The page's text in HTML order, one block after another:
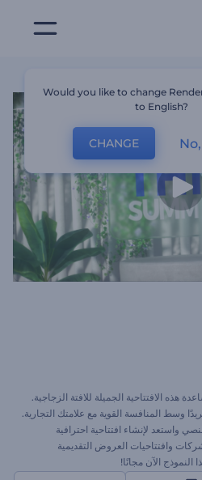
هذه الافتتاحية الجميلة للافتة الزجاجية.
وسط المنافسة القوية مع علامتك التجارية.
واستعد لإنشاء افتتاحية احترافية
وافتتاحيات العروض التقديمية
النموذج الآن مجانًا!
Would you like to change
to English?
CHANGE